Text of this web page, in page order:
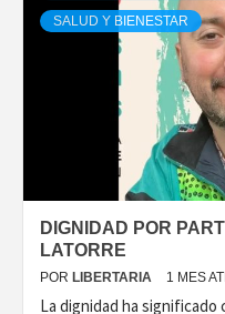
SALUD Y BIENESTAR
DIGNIDAD POR
LATORRE
POR LIBERTARIA 1 MES
La dignidad ha significado